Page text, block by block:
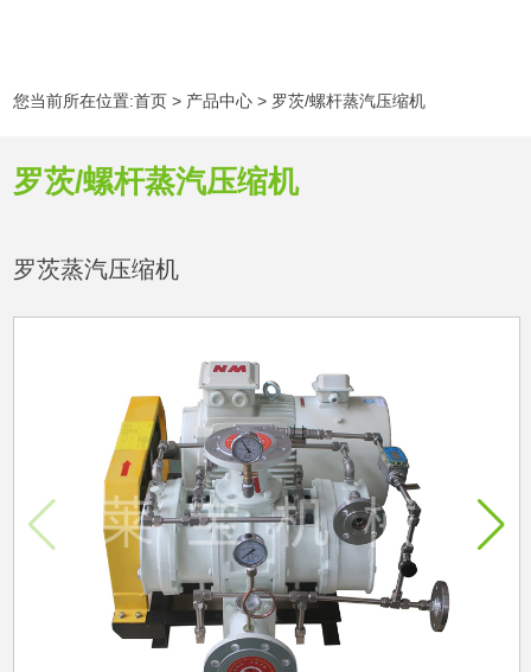
您当前所在位置:首页 > 产品中心 > 罗茨/螺杆蒸汽压缩机
罗茨/螺杆蒸汽压缩机
罗茨蒸汽压缩机